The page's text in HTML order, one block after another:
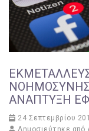
ΑΝΆΠΤΥΞΗ
24 Σεπτεμβρίου
Δημοσιεύτηκε από